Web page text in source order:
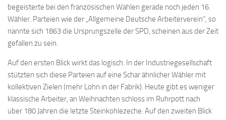
begeisterte bei den französischen Wahlen gerade noch jeden 16.
Wähler. Parteien wie der „Allgemeine Deutsche Arbeiterverein“, so
nannte sich 1863 die Ursprungszelle der SPD, scheinen aus der Zeit
gefallen zu sein.
Auf den ersten Blick wirkt das logisch. In der Industriegesellschaft
stützten sich diese Parteien auf eine Schar ähnlicher Wähler mit
kollektiven Zielen (mehr Lohn in der Fabrik). Heute gibt es weniger
klassische Arbeiter, an Weihnachten schloss im Ruhrpott nach
über 180 Jahren die letzte Steinkohlezeche. Auf den zweiten Blick